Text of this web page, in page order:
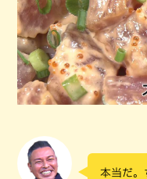
本当だ。